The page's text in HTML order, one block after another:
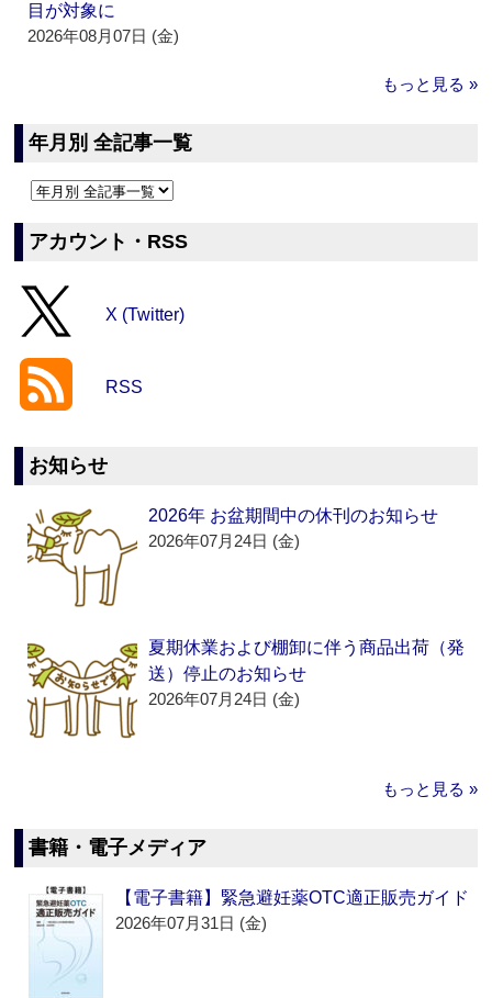
目が対象に
2026年08月07日 (金)
もっと見る »
年月別 全記事一覧
アカウント・RSS
X (Twitter)
RSS
お知らせ
2026年 お盆期間中の休刊のお知らせ
2026年07月24日 (金)
夏期休業および棚卸に伴う商品出荷（発
送）停止のお知らせ
2026年07月24日 (金)
もっと見る »
書籍・電子メディア
【電子書籍】緊急避妊薬OTC適正販売ガイド
2026年07月31日 (金)